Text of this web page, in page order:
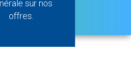
sur nos
offres.